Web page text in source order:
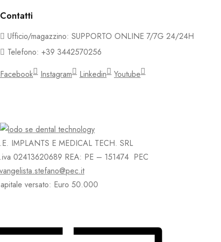
Contatti
Ufficio/magazzino: SUPPORTO ONLINE 7/7G 24/24H
Telefono: +39 3442570256
Facebook
Instagram Linkedin Youtube
IMPLANTS E MEDICAL TECH. SRL
02413620689 REA: PE – 151474 PEC
versato: Euro 50.000